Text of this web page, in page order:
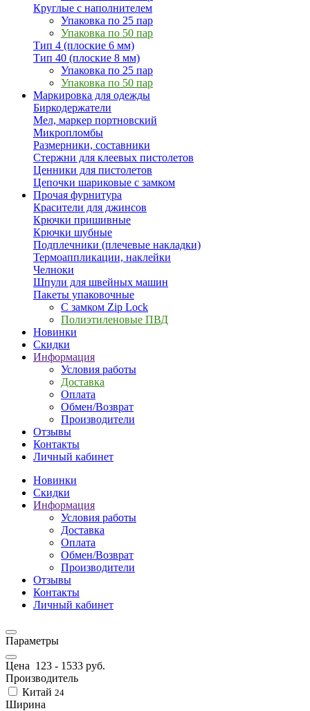
Круглые с наполнителем
Упаковка по 25 пар
Упаковка по 50 пар
Тип 4 (плоские 6 мм)
Тип 40 (плоские 8 мм)
Упаковка по 25 пар
Упаковка по 50 пар
Маркировка для одежды
Биркодержатели
Мел, маркер портновский
Микропломбы
Размерники, составники
Стержни для клеевых пистолетов
Ценники для пистолетов
Цепочки шариковые с замком
Прочая фурнитура
Красители для джинсов
Крючки пришивные
Крючки шубные
Подплечники (плечевые накладки)
Термоаппликации, наклейки
Челноки
Шпули для швейных машин
Пакеты упаковочные
С замком Zip Lock
Полиэтиленовые ПВД
Новинки
Скидки
Информация
Условия работы
Доставка
Оплата
Обмен/Возврат
Производители
Отзывы
Контакты
Личный кабинет
Новинки
Скидки
Информация
Условия работы
Доставка
Оплата
Обмен/Возврат
Производители
Отзывы
Контакты
Личный кабинет
Параметры
Цена 123 - 1533 руб.
Производитель
Китай 24
Ширина